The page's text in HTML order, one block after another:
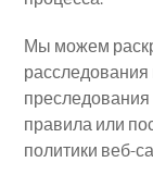
Мы можем
преследования
правила или
политики веб-